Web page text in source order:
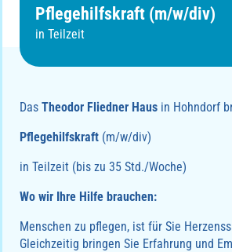
Pflegehilfskraft (m/w/div)
in Teilzeit
DasTheodor Fliedner Haus in Hohndorf
Pflegehilfskraft (m/w/div)
in Teilzeit (bis zu 35 Std./Woche)
Wo wir Ihre Hilfe brauchen:
Menschen zu pflegen, ist für Sie
Gleichzeitig bringen Sie Erfahrung und